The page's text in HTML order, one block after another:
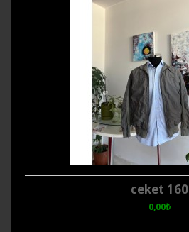
ceket 160
0,00₺